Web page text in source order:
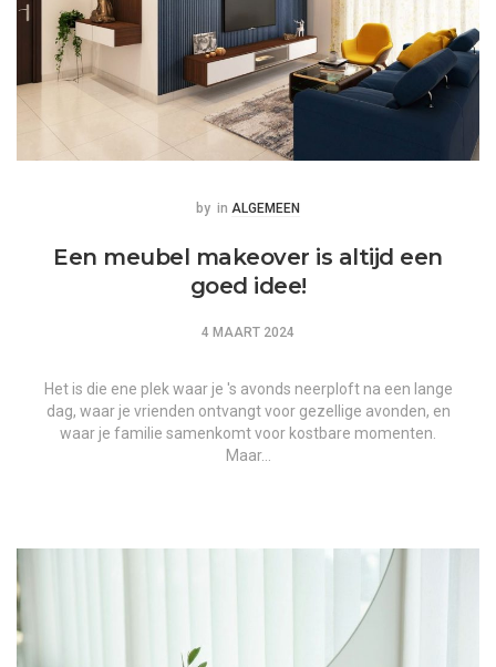
Posted
by Posted
in ALGEMEEN
Een meubel makeover is altijd een
goed idee!
4 MAART 2024
Het is die ene plek waar je 's avonds neerploft na een lange
dag, waar je vrienden ontvangt voor gezellige avonden, en
waar je familie samenkomt voor kostbare momenten.
Maar…